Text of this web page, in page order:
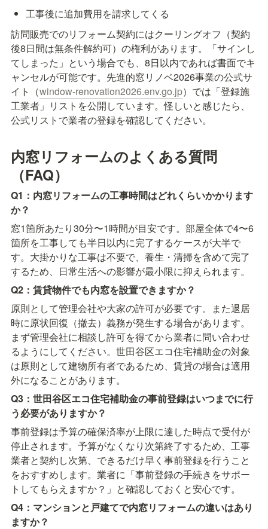
工事後に追加費用を請求してくる
訪問販売でのリフォーム契約にはクーリングオフ（契約
後8日間は無条件解約可）の権利があります。「サインし
てしまった」という場合でも、8日以内であれば書面でキ
ャンセルが可能です。先進的窓リノベ2026事業の公式サ
イト（window-renovation2026.env.go.jp）では「登録施
工業者」リストを公開しています。怪しいと感じたら、
公式リストで業者の登録を確認してください。
内窓リフォームのよくある質問
（FAQ）
Q1：内窓リフォームの工事時間はどれくらいかかります
か？
窓1箇所あたり30分〜1時間が目安です。部屋全体で4〜6
箇所を工事しても半日以内に完了するケースが大半で
す。大掛かりな工事は不要で、養生・清掃を含めて完了
するため、日常生活への影響が最小限に抑えられます。
Q2：賃貸物件でも内窓を設置できますか？
原則として管理会社や大家の許可が必要です。また退居
時に原状回復（撤去）義務が発生する場合があります。
まず管理会社に相談し許可を得てから業者に問い合わせ
るようにしてください。世田谷区エコ住宅補助金の対象
は原則として建物所有者であるため、賃貸の場合は適用
外になることがあります。
Q3：世田谷区エコ住宅補助金の事前登録はいつまでに行
う必要がありますか？
事前登録は予算の確保済率が上限に達した時点で受付が
停止されます。予算がなくなり次第終了するため、工事
業者と契約し次第、できるだけ早く事前登録を行うこと
をおすすめします。業者に「事前登録の手続きをサポー
トしてもらえますか？」と確認しておくと安心です。
Q4：マンションと戸建てで内窓リフォームの違いはあり
ますか？